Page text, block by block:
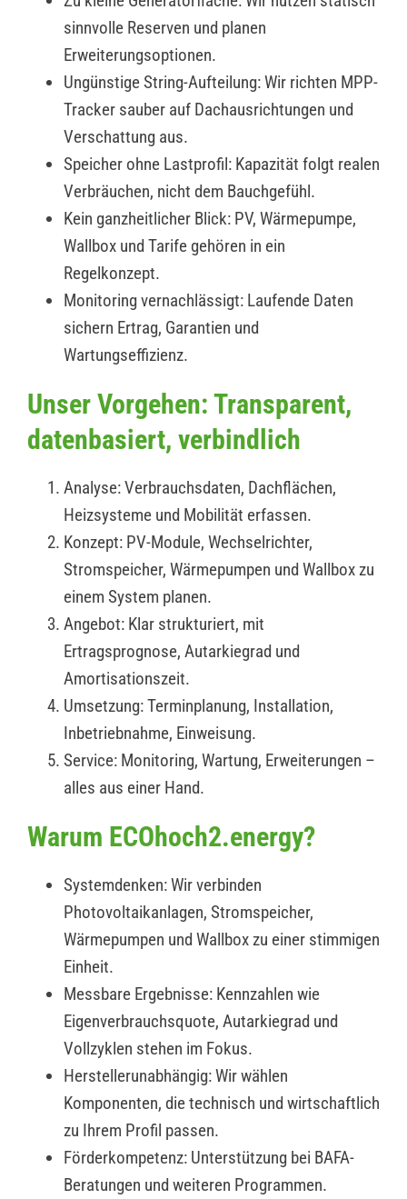
sinnvolle Reserven und planen
Erweiterungsoptionen.
Ungünstige String-Aufteilung: Wir richten MPP-
Tracker sauber auf Dachausrichtungen und
Verschattung aus.
Speicher ohne Lastprofil: Kapazität folgt realen
Verbräuchen, nicht dem Bauchgefühl.
Kein ganzheitlicher Blick: PV, Wärmepumpe,
Wallbox und Tarife gehören in ein
Regelkonzept.
Monitoring vernachlässigt: Laufende Daten
sichern Ertrag, Garantien und
Wartungseffizienz.
Unser Vorgehen: Transparent,
datenbasiert, verbindlich
Analyse: Verbrauchsdaten, Dachflächen,
Heizsysteme und Mobilität erfassen.
Konzept: PV-Module, Wechselrichter,
Stromspeicher, Wärmepumpen und Wallbox zu
einem System planen.
Angebot: Klar strukturiert, mit
Ertragsprognose, Autarkiegrad und
Amortisationszeit.
Umsetzung: Terminplanung, Installation,
Inbetriebnahme, Einweisung.
Service: Monitoring, Wartung, Erweiterungen –
alles aus einer Hand.
Warum ECOhoch2.energy?
Systemdenken: Wir verbinden
Photovoltaikanlagen, Stromspeicher,
Wärmepumpen und Wallbox zu einer stimmigen
Einheit.
Messbare Ergebnisse: Kennzahlen wie
Eigenverbrauchsquote, Autarkiegrad und
Vollzyklen stehen im Fokus.
Herstellerunabhängig: Wir wählen
Komponenten, die technisch und wirtschaftlich
zu Ihrem Profil passen.
Förderkompetenz: Unterstützung bei BAFA-
Beratungen und weiteren Programmen.